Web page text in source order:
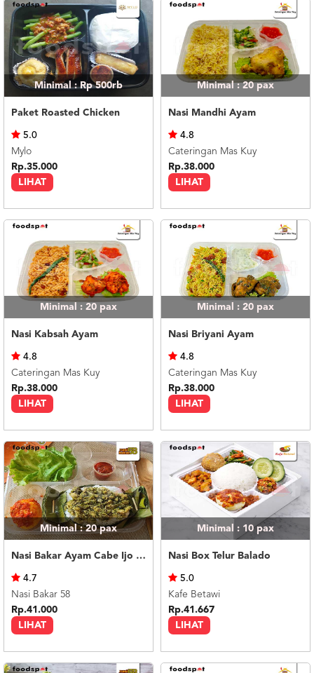
Minimal : Rp 500rb
Paket Roasted Chicken
LIHAT
5.0
Mylo
Rp.35.000
Minimal : 20pax
Nasi Mandhi Ayam
LIHAT
4.8
Cateringan Mas Kuy
Rp.38.000
Minimal : 20 pax
Nasi Kabsah Ayam
LIHAT
4.8
Cateringan Mas Kuy
Rp.38.000
Minimal : 20 pax
Nasi Briyani Ayam
LIHAT
4.8
Cateringan Mas Kuy
Rp.38.000
Minimal : 20pax
Nasi Bakar Ayam Cabe Ijo + Telor Balado
LIHAT
4.7
Nasi Bakar 58
Rp.41.000
Minimal : 10pax
Nasi Box Telur Balado
LIHAT
5.0
Kafe Betawi
Rp.41.667